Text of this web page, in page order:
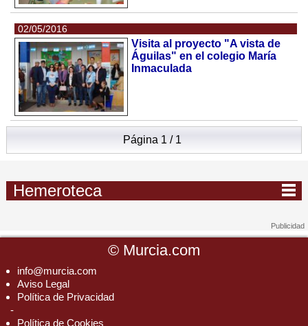
02/05/2016
Visita al proyecto "A vista de
Águilas" en el colegio María
Inmaculada
Página 1 / 1
Hemeroteca
© Murcia.com
info@murcia.com
Aviso Legal
Política de Privacidad
-
Política de Cookies